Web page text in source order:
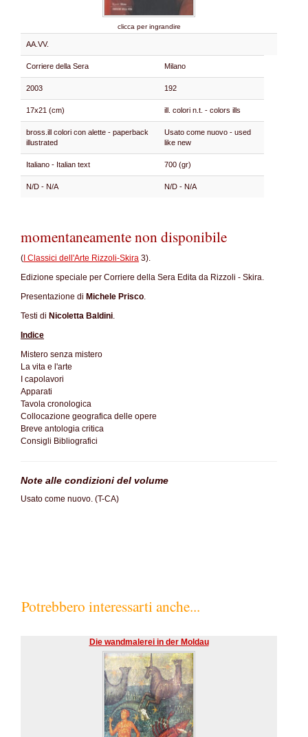
clicca per ingrandire
AA.VV.
Corriere della Sera Milano
2003 192
17x21 (cm) ill. colori n.t. - colors ills
bross.ill colori con alette - paperback
illustrated
Usato come nuovo - used
like new
Italiano - Italian text 700 (gr)
N/D - N/A N/D - N/A
momentaneamente non disponibile
( I Classici dell'Arte Rizzoli-Skira 3).
Edizione speciale per Corriere della Sera Edita da Rizzoli - Skira.
Presentazione di Michele Prisco.
Testi di Nicoletta Baldini.
Indice
Mistero senza mistero
La vita e l'arte
I capolavori
Apparati
Tavola cronologica
Collocazione geografica delle opere
Breve antologia critica
Consigli Bibliografici
Note alle condizioni del volume
Usato come nuovo. (T-CA)
Potrebbero interessarti anche...
Die wandmalerei in der Moldau